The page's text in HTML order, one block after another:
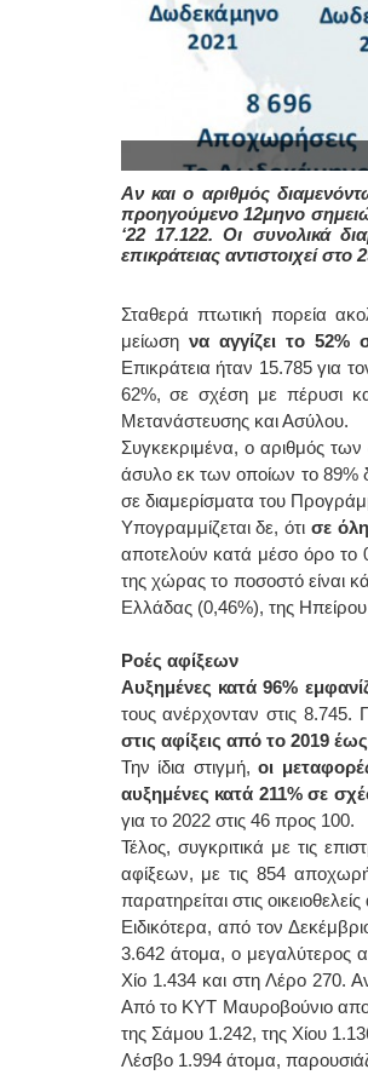
Αν και ο αριθμός
προηγούμενο 12μηνο
‘22 17.122. Οι συνολικά
επικράτειας αντιστοιχεί στο
Σταθερά πτωτική πορεία
μείωση να αγγίζει το
Επικράτεια ήταν 15.785 για
62%, σε σχέση με πέρυσι
Μετανάστευσης και Ασύλου.
Συγκεκριμένα, ο αριθμός
άσυλο εκ των οποίων το 89%
σε διαμερίσματα του
Υπογραμμίζεται δε, ότισε
αποτελούν κατά μέσο όρο το
της χώρας το ποσοστό είναι
Ελλάδας (0,46%), της Ηπείρου
Ροές αφίξεων
Αυξημένες κατά 96%
τους ανέρχονταν στις 8.745.
στις αφίξεις από το 2019
Την ίδια στιγμή,οι
αυξημένες κατά 211% σε
για το 2022 στις 46 προς 100.
Τέλος, συγκριτικά με τις
αφίξεων, με τις 854
παρατηρείται στις
Ειδικότερα, από τον
3.642 άτομα, ο μεγαλύτερος
Χίο 1.434 και στη Λέρο 270.
Από το ΚΥΤ Μαυροβούνιο
της Σάμου 1.242, της Χίου
Λέσβο 1.994 άτομα,